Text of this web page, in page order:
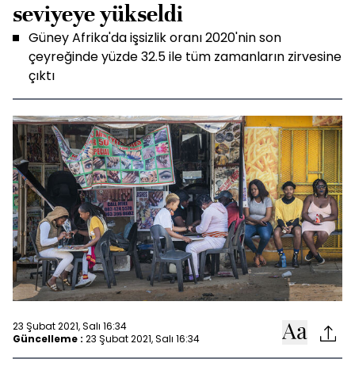
seviyeye yükseldi
Güney Afrika'da işsizlik oranı 2020'nin son
çeyreğinde yüzde 32.5 ile tüm zamanların zirvesine
çıktı
23 Şubat 2021, Salı 16:34
Güncelleme : 23 Şubat 2021, Salı 16:34